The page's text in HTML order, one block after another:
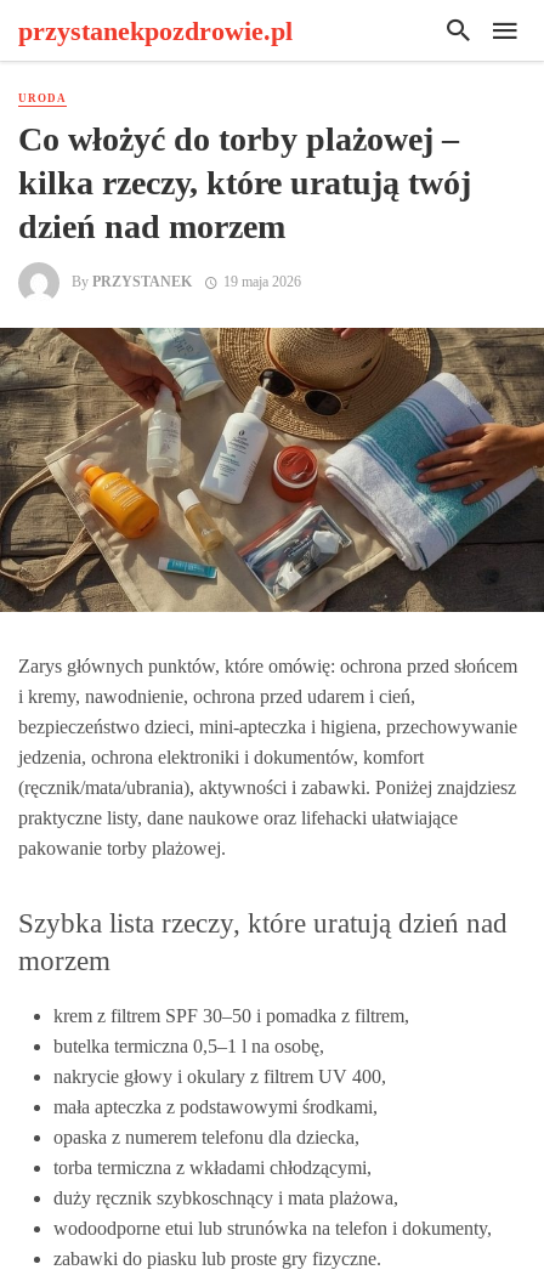
przystanekpozdrowie.pl
URODA
Co włożyć do torby plażowej –
kilka rzeczy, które uratują twój
dzień nad morzem
By PRZYSTANEK 19 maja 2026
Zarys głównych punktów, które omówię: ochrona przed słońcem
i kremy, nawodnienie, ochrona przed udarem i cień,
bezpieczeństwo dzieci, mini-apteczka i higiena, przechowywanie
jedzenia, ochrona elektroniki i dokumentów, komfort
(ręcznik/mata/ubrania), aktywności i zabawki. Poniżej znajdziesz
praktyczne listy, dane naukowe oraz lifehacki ułatwiające
pakowanie torby plażowej.
Szybka lista rzeczy, które uratują dzień nad
morzem
krem z filtrem SPF 30–50 i pomadka z filtrem,
butelka termiczna 0,5–1 l na osobę,
nakrycie głowy i okulary z filtrem UV 400,
mała apteczka z podstawowymi środkami,
opaska z numerem telefonu dla dziecka,
torba termiczna z wkładami chłodzącymi,
duży ręcznik szybkoschnący i mata plażowa,
wodoodporne etui lub strunówka na telefon i dokumenty,
zabawki do piasku lub proste gry fizyczne.